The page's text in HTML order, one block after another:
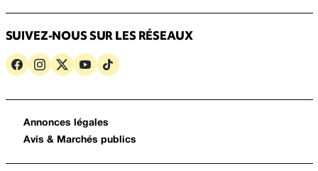
SUIVEZ-NOUS SUR LES RÉSEAUX
Annonces légales
Avis & Marchés publics